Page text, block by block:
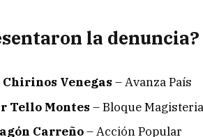
la denuncia?
Venegas – Avanza País
Tello Montes – Bloque
Carreño– Acción Popular